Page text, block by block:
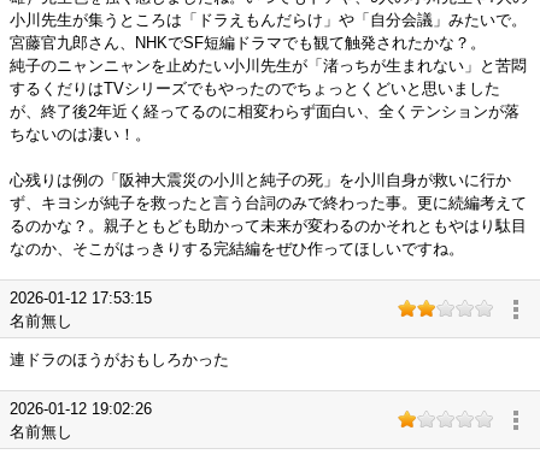
小川先生が集うところは「ドラえもんだらけ」や「自分会議」みたいで。
宮藤官九郎さん、NHKでSF短編ドラマでも観て触発されたかな？。
純子のニャンニャンを止めたい小川先生が「渚っちが生まれない」と苦悶
するくだりはTVシリーズでもやったのでちょっとくどいと思いました
が、終了後2年近く経ってるのに相変わらず面白い、全くテンションが落
ちないのは凄い！。
心残りは例の「阪神大震災の小川と純子の死」を小川自身が救いに行か
ず、キヨシが純子を救ったと言う台詞のみで終わった事。更に続編考えて
るのかな？。親子ともども助かって未来が変わるのかそれともやはり駄目
なのか、そこがはっきりする完結編をぜひ作ってほしいですね。
2026-01-12 17:53:15
名前無し
連ドラのほうがおもしろかった
2026-01-12 19:02:26
名前無し